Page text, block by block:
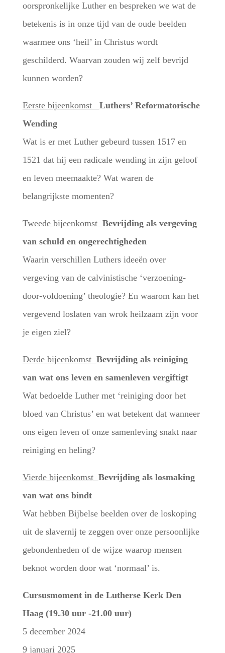
oorspronkelijke Luther en bespreken we wat de
betekenis is in onze tijd van de oude beelden
waarmee ons ‘heil’ in Christus wordt
geschilderd. Waarvan zouden wij zelf bevrijd
kunnen worden?
Eerste bijeenkomst Luthers’ Reformatorische
Wending
Wat is er met Luther gebeurd tussen 1517 en
1521 dat hij een radicale wending in zijn geloof
en leven meemaakte? Wat waren de
belangrijkste momenten?
Tweede bijeenkomst Bevrijding als vergeving
van schuld en ongerechtigheden
Waarin verschillen Luthers ideeën over
vergeving van de calvinistische ‘verzoening-
door-voldoening’ theologie? En waarom kan het
vergevend loslaten van wrok heilzaam zijn voor
je eigen ziel?
Derde bijeenkomst Bevrijding als reiniging
van wat ons leven en samenleven vergiftigt
Wat bedoelde Luther met ‘reiniging door het
bloed van Christus’ en wat betekent dat wanneer
ons eigen leven of onze samenleving snakt naar
reiniging en heling?
Vierde bijeenkomst Bevrijding als losmaking
van wat ons bindt
Wat hebben Bijbelse beelden over de loskoping
uit de slavernij te zeggen over onze persoonlijke
gebondenheden of de wijze waarop mensen
beknot worden door wat ‘normaal’ is.
Cursusmoment in de Lutherse Kerk Den
Haag (19.30 uur -21.00 uur)
5 december 2024
9 januari 2025